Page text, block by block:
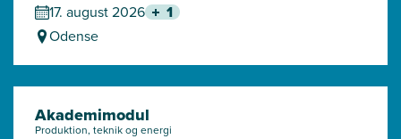
17. august 2026
1
Odense
Akademimodul
Produktion, teknik og energi